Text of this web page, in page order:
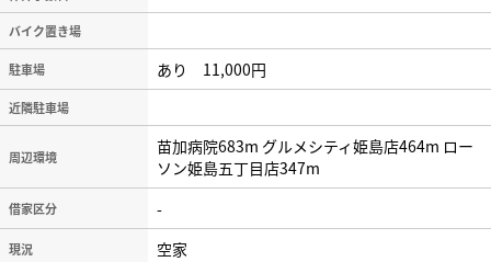
バイク置き場
駐車場 あり 11,000円
近隣駐車場
周辺環境
苗加病院683m グルメシティ姫島店464m ロー
ソン姫島五丁目店347m
借家区分 -
現況 空家